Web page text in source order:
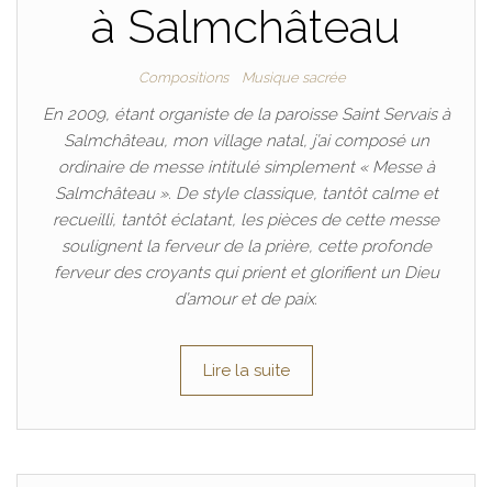
à Salmchâteau
Compositions Musique sacrée
En 2009, étant organiste de la paroisse Saint Servais à
Salmchâteau, mon village natal, j’ai composé un
ordinaire de messe intitulé simplement « Messe à
Salmchâteau ». De style classique, tantôt calme et
recueilli, tantôt éclatant, les pièces de cette messe
soulignent la ferveur de la prière, cette profonde
ferveur des croyants qui prient et glorifient un Dieu
d’amour et de paix.
Lire la suite